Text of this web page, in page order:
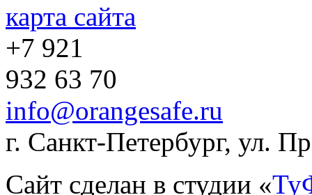
карта сайта
+7 921
932 63 70
info@orangesafe.ru
г. Санкт-Петербург, ул.
Сайт сделан в студии «